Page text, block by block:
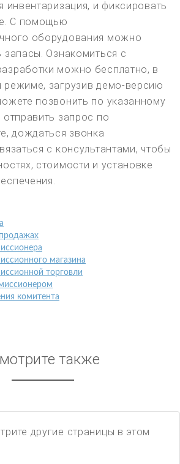
инвентаризация, и фиксировать
С помощью
оборудования можно
запасы. Ознакомиться с
можно бесплатно, в
режиме, загрузив демо-версию
позвонить по указанному
запрос по
дождаться звонка
с консультантами, чтобы
стоимости и установке
магазина
торговли
комитента
также
другие страницы в этом